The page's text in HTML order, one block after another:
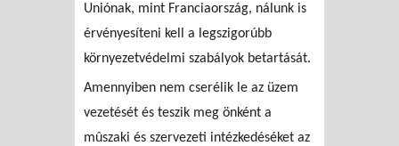
Uniónak, mint Franciaország, nálunk is
érvényesíteni kell a legszigorúbb
környezetvédelmi szabályok betartását.
Amennyiben nem cserélik le az üzem
vezetését és teszik meg önként a
mûszaki és szervezeti intézkedéséket az